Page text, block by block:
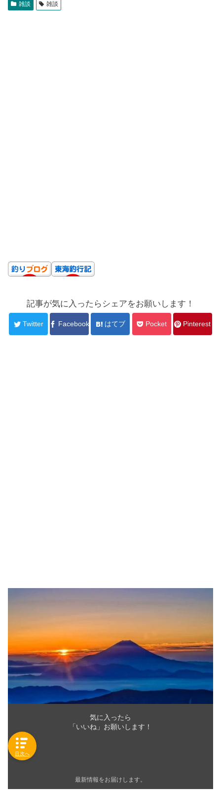
雑談 雑談
記事が気に入ったらシェアをお願いします！
Twitter Facebook はてブ Pocket Pinterest
気に入ったら
「いいね」お願いします！
最新情報をお届けします。
目次へ